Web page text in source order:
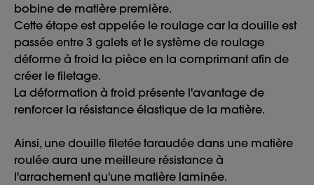
bobine de matière première.
Cette étape est appelée le roulage car la douille est
passée entre 3 galets et le système de roulage
déforme à froid la pièce en la comprimant afin de
créer le filetage.
La déformation à froid présente l'avantage de
renforcer la résistance élastique de la matière.
Ainsi, une douille filetée taraudée dans une matière
roulée aura une meilleure résistance à
l'arrachement qu'une matière laminée.